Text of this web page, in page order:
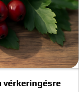
vérkeringésre